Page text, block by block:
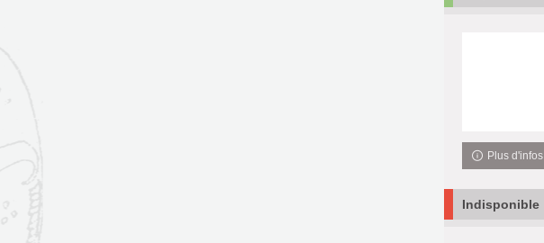
Plus d'infos
Indisponible